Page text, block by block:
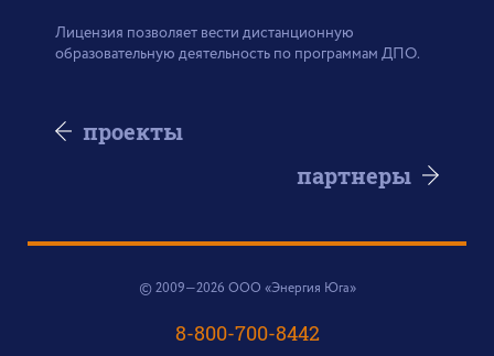
Лицензия позволяет вести дистанционную
образовательную деятельность по программам ДПО.
проекты
партнеры
© 2009—2026 ООО «Энергия Юга»
8-800-700-8442